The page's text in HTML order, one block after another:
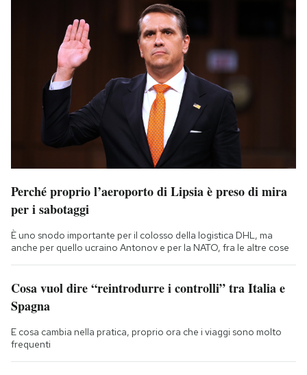
Perché proprio l’aeroporto di Lipsia è preso di mira
per i sabotaggi
È uno snodo importante per il colosso della logistica DHL, ma
anche per quello ucraino Antonov e per la NATO, fra le altre cose
Cosa vuol dire “reintrodurre i controlli” tra Italia e
Spagna
E cosa cambia nella pratica, proprio ora che i viaggi sono molto
frequenti